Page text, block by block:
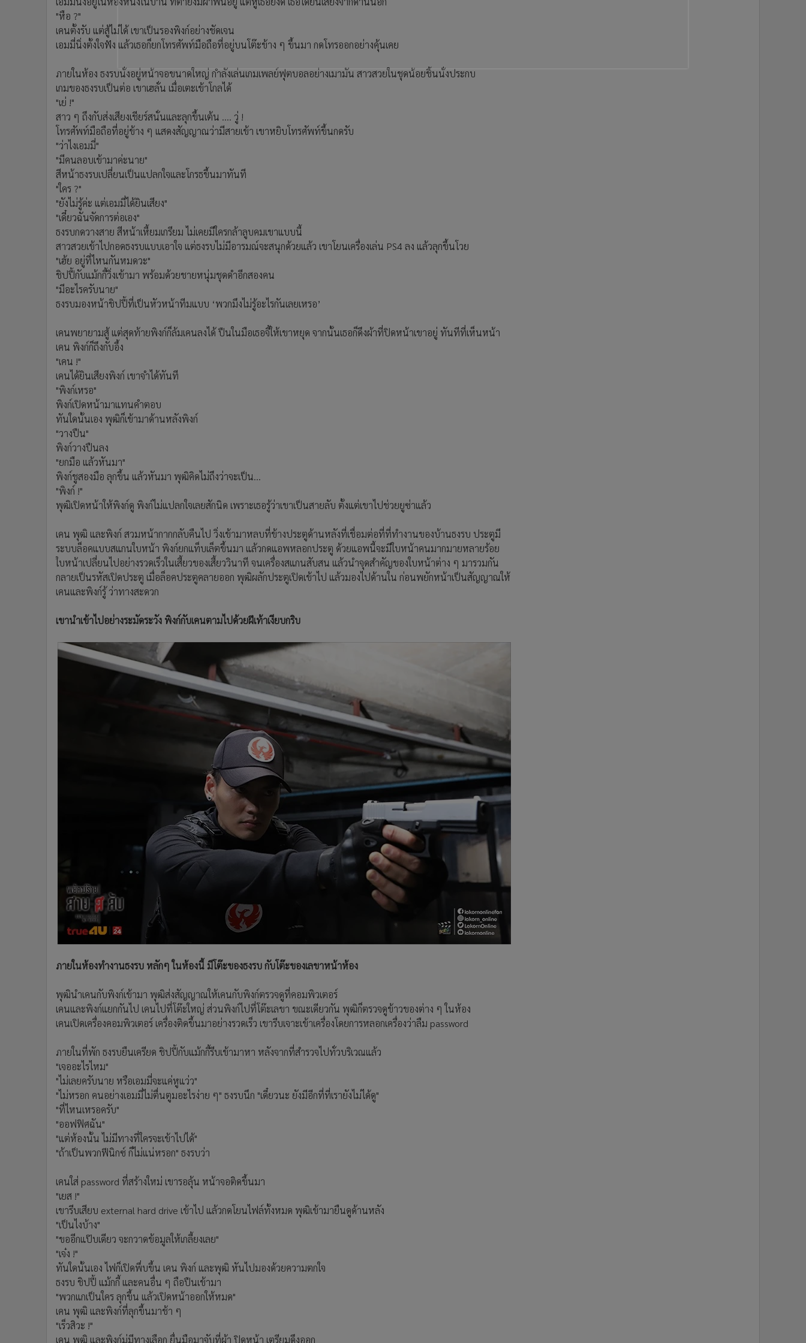
"หือ ?"
เคนตั้งรับ แต่สู้ไม่ได้ เขาเป็นรองพิงก์อย่างชัดเจน
เอมมี่นิ่งตั้งใจฟัง แล้วเธอก็ยกโทรศัพท์มือถือที่อยู่บนโต๊ะข้าง ๆ ขึ้นมา กดโทรออกอย่างคุ้นเคย
ภายในห้อง ธงรบนั่งอยู่หน้าจอขนาดใหญ่ กำลังเล่นเกมเพลย์ฟุตบอลอย่างเมามัน สาวสวยในชุดน้อยชิ้นนั่งประกบ
เกมของธงรบเป็นต่อ เขาเฮลั่น เมื่อเตะเข้าโกลได้
"เย่ !"
สาว ๆ ถึงกับส่งเสียงเชียร์สนั่นและลุกขึ้นเต้น .... วู่ !
โทรศัพท์มือถือที่อยู่ข้าง ๆ แสดงสัญญาณว่ามีสายเข้า เขาหยิบโทรศัพท์ขึ้นกดรับ
"ว่าไงเอมมี่"
"มีคนลอบเข้ามาค่ะนาย"
สีหน้าธงรบเปลี่ยนเป็นแปลกใจและโกรธขึ้นมาทันที
"ใคร ?"
"ยังไม่รู้ค่ะ แต่เอมมี่ได้ยินเสียง"
"เดี๋ยวฉันจัดการต่อเอง"
ธงรบกดวางสาย สีหน้าเหี้ยมเกรียม ไม่เคยมีใครกล้าลูบคมเขาแบบนี้
สาวสวยเข้าไปกอดธงรบแบบเอาใจ แต่ธงรบไม่มีอารมณ์จะสนุกด้วยแล้ว เขาโยนเครื่องเล่น PS4 ลง แล้วลุกขึ้นโวย
"เฮ้ย อยู่ที่ไหนกันหมดวะ"
ชิปปี้กับแม้กกี้วิ่งเข้ามา พร้อมด้วยชายหนุ่มชุดดำอีกสองคน
"มีอะไรครับนาย"
ธงรบมองหน้าชิปปี้ที่เป็นหัวหน้าทีมแบบ ‘พวกมึงไม่รู้อะไรกันเลยเหรอ’
เคนพยายามสู้ แต่สุดท้ายพิงก์ก็ล้มเคนลงได้ ปืนในมือเธอจี้ให้เขาหยุด จากนั้นเธอก็ดึงผ้าที่ปิดหน้าเขาอยู่ ทันทีที่เห็นหน้า
เคน พิงก์ก็ถึงกับอึ้ง
"เคน !"
เคนได้ยินเสียงพิงก์ เขาจำได้ทันที
"พิงก์เหรอ"
พิงก์เปิดหน้ามาแทนคำตอบ
ทันใดนั้นเอง พุฒิก็เข้ามาด้านหลังพิงก์
"วางปืน"
พิงก์วางปืนลง
"ยกมือ แล้วหันมา"
พิงก์ชูสองมือ ลุกขึ้น แล้วหันมา พุฒิคิดไม่ถึงว่าจะเป็น...
"พิงก์ !"
พุฒิเปิดหน้าให้พิงก์ดู พิงก์ไม่แปลกใจเลยสักนิด เพราะเธอรู้ว่าเขาเป็นสายลับ ตั้งแต่เขาไปช่วยยูซ่าแล้ว
เคน พุฒิ และพิงก์ สวมหน้ากากกลับคืนไป วิ่งเข้ามาหลบที่ข้างประตูด้านหลังที่เชื่อมต่อที่ที่ทำงานของบ้านธงรบ ประตูมี
ระบบล็อคแบบสแกนใบหน้า พิงก์ยกแท็บเล็ตขึ้นมา แล้วกดแอพหลอกประตู ด้วยแอพนี้จะมีใบหน้าคนมากมายหลายร้อย
ใบหน้าเปลี่ยนไปอย่างรวดเร็วในเสี้ยวของเสี้ยววินาที จนเครื่องสแกนสับสน แล้วนำจุดสำคัญของใบหน้าต่าง ๆ มารวมกัน
กลายเป็นรหัสเปิดประตู เมื่อล็อคประตูคลายออก พุฒิผลักประตูเปิดเข้าไป แล้วมองไปด้านใน ก่อนพยักหน้าเป็นสัญญาณให้
เคนและพิงก์รู้ ว่าทางสะดวก
เขานำเข้าไปอย่างระมัดระวัง พิงก์กับเคนตามไปด้วยฝีเท้าเงียบกริบ
ภายในห้องทำงานธงรบ หลักๆ ในห้องนี้ มีโต๊ะของธงรบ กับโต๊ะของเลขาหน้าห้อง
พุฒินำเคนกับพิงก์เข้ามา พุฒิส่งสัญญาณให้เคนกับพิงก์ตรวจดูที่คอมพิวเตอร์
เคนและพิงก์แยกกันไป เคนไปที่โต๊ะใหญ่ ส่วนพิงก์ไปที่โต๊ะเลขา ขณะเดียวกัน พุฒิก็ตรวจดูข้าวของต่าง ๆ ในห้อง
เคนเปิดเครื่องคอมพิวเตอร์ เครื่องติดขึ้นมาอย่างรวดเร็ว เขารีบเจาะเข้าเครื่องโดยการหลอกเครื่องว่าลืม password
ภายในที่พัก ธงรบยืนเครียด ชิปปี้กับแม้กกี้รีบเข้ามาหา หลังจากที่สำรวจไปทั่วบริเวณแล้ว
"เจออะไรไหม"
"ไม่เลยครับนาย หรือเอมมี่จะแค่หูแว่ว"
"ไม่หรอก คนอย่างเอมมี่ไม่ตื่นตูมอะไรง่าย ๆ" ธงรบนึก "เดี๋ยวนะ ยังมีอีกที่ที่เรายังไม่ได้ดู"
"ที่ไหนเหรอครับ"
"ออฟฟิศฉัน"
"แต่ห้องนั้น ไม่มีทางที่ใครจะเข้าไปได้"
"ถ้าเป็นพวกฟีนิกซ์ ก็ไม่แน่หรอก" ธงรบว่า
เคนใส่ password ที่สร้างใหม่ เขารอลุ้น หน้าจอติดขึ้นมา
"เยส !"
เขารีบเสียบ external hard drive เข้าไป แล้วกดโยนไฟล์ทั้งหมด พุฒิเข้ามายืนดูด้านหลัง
"เป็นไงบ้าง"
"ขออีกแป๊บเดียว จะกวาดข้อมูลให้เกลี้ยงเลย"
"เจ๋ง !"
ทันใดนั้นเอง ไฟก็เปิดพึ่บขึ้น เคน พิงก์ และพุฒิ หันไปมองด้วยความตกใจ
ธงรบ ชิปปี้ แม้กกี้ และคนอื่น ๆ ถือปืนเข้ามา
"พวกแกเป็นใคร ลุกขึ้น แล้วเปิดหน้าออกให้หมด"
เคน พุฒิ และพิงก์ที่ลุกขึ้นมาช้า ๆ
"เร็วสิวะ !"
เคน พุฒิ และพิงก์ม่มีทางเลือก ยื่นมือมาจับที่ผ้า ปิดหน้า เตรียมดึงออก